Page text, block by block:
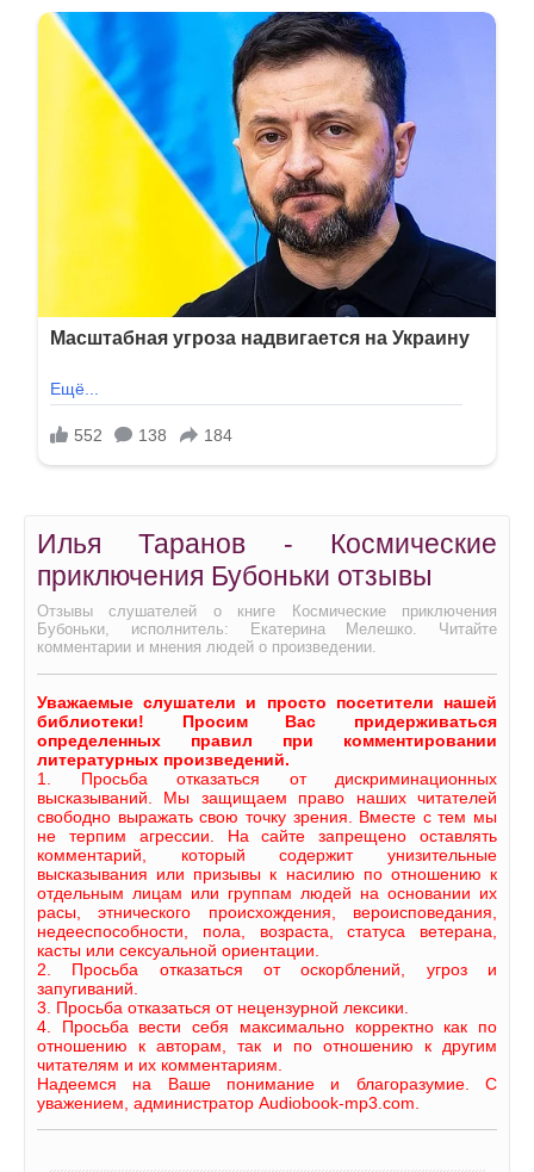
Илья Таранов - Космические
приключения Бубоньки отзывы
Отзывы слушателей о книге Космические приключения
Бубоньки, исполнитель: Екатерина Мелешко. Читайте
комментарии и мнения людей о произведении.
Уважаемые слушатели и просто посетители нашей
библиотеки! Просим Вас придерживаться
определенных правил при комментировании
литературных произведений.
1. Просьба отказаться от дискриминационных
высказываний. Мы защищаем право наших читателей
свободно выражать свою точку зрения. Вместе с тем мы
не терпим агрессии. На сайте запрещено оставлять
комментарий, который содержит унизительные
высказывания или призывы к насилию по отношению к
отдельным лицам или группам людей на основании их
расы, этнического происхождения, вероисповедания,
недееспособности, пола, возраста, статуса ветерана,
касты или сексуальной ориентации.
2. Просьба отказаться от оскорблений, угроз и
запугиваний.
3. Просьба отказаться от нецензурной лексики.
4. Просьба вести себя максимально корректно как по
отношению к авторам, так и по отношению к другим
читателям и их комментариям.
Надеемся на Ваше понимание и благоразумие. С
уважением, администратор Audiobook-mp3.com.